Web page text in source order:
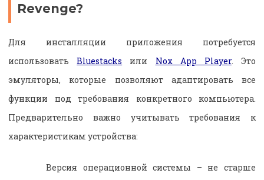
Revenge?
Для инсталляции приложения потребуется
использоватьBluestacks или Nox App Player. Это
эмуляторы, которые позволяют адаптировать все
функции под требования конкретного компьютера.
Предварительно важно учитывать требования к
характеристикам устройства:
Версия операционной системы – не старше